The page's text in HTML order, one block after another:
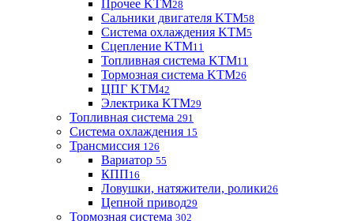
Прочее KTM28
Сальники двигателя KTM58
Система охлаждения KTM5
Сцепление KTM11
Топливная система KTM11
Тормозная система KTM26
ЦПГ KTM42
Электрика KTM29
Топливная система 291
Система охлаждения 15
Трансмиссия 126
Вариатор 55
КПП16
Ловушки, натяжители, ролики26
Цепной привод29
Тормозная система 302